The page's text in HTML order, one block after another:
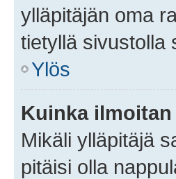
ylläpitäjän oma
tietyllä sivustolla
Ylös
Kuinka
Mikäli ylläpitäjä
pitäisi olla